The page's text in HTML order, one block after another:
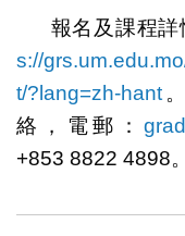
報名及課程
s://
t/?lang=zh-hant
絡，電郵：
+853 8822 4898。